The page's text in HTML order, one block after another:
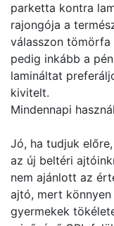
parketta kontra
rajongója a
válasszon
pedig inkább a
lamináltat
kivitelt.
Mindennapi
Jó, ha tudjuk
az új beltéri
nem ajánlott az
ajtó, mert könnyen
gyermekek